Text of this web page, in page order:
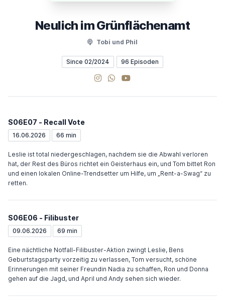
Neulich im Grünflächenamt
Tobi und Phil
Since 02/2024 96 Episoden
Instagram
WhatsApp Channel
YouTube
S06E07 - Recall Vote
16.06.2026 66 min
Leslie ist total niedergeschlagen, nachdem sie die Abwahl verloren
hat, der Rest des Büros richtet ein Geisterhaus ein, und Tom bittet Ron
und einen lokalen Online-Trendsetter um Hilfe, um „Rent-a-Swag“ zu
retten.
S06E06 - Filibuster
09.06.2026 69 min
Eine nächtliche Notfall-Filibuster-Aktion zwingt Leslie, Bens
Geburtstagsparty vorzeitig zu verlassen, Tom versucht, schöne
Erinnerungen mit seiner Freundin Nadia zu schaffen, Ron und Donna
gehen auf die Jagd, und April und Andy sehen sich wieder.